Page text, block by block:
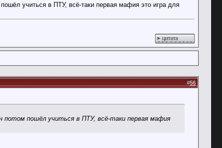
учиться в ПТУ, всё-таки первая мафия это игра для
цитата
#56
потом пошёл учиться в ПТУ, всё-таки первая мафия